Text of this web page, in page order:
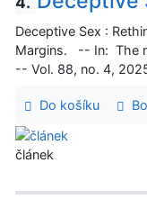
Deceptive Sex :
Margins. -- In: The
-- Vol. 88, no. 4,
Do košíku
článek